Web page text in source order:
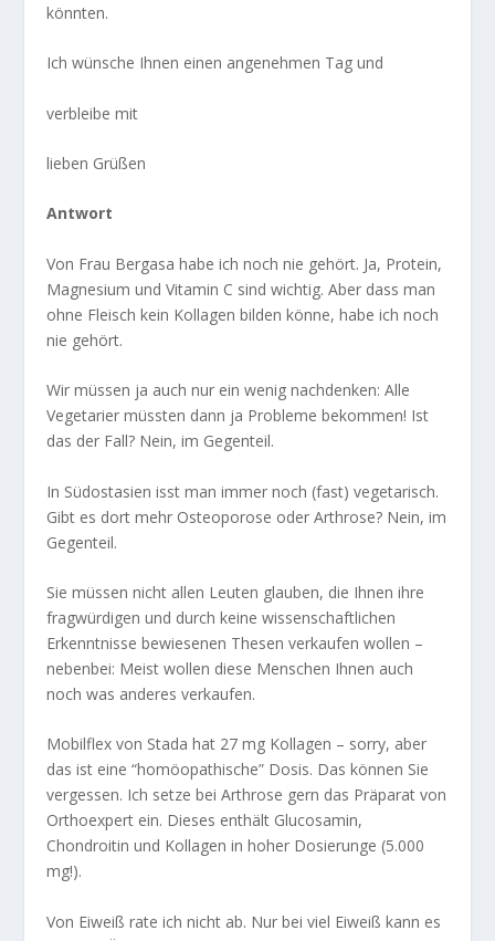
könnten.
Ich wünsche Ihnen einen angenehmen Tag und
verbleibe mit
lieben Grüßen
Antwort
Von Frau Bergasa habe ich noch nie gehört. Ja, Protein,
Magnesium und Vitamin C sind wichtig. Aber dass man
ohne Fleisch kein Kollagen bilden könne, habe ich noch
nie gehört.
Wir müssen ja auch nur ein wenig nachdenken: Alle
Vegetarier müssten dann ja Probleme bekommen! Ist
das der Fall? Nein, im Gegenteil.
In Südostasien isst man immer noch (fast) vegetarisch.
Gibt es dort mehr Osteoporose oder Arthrose? Nein, im
Gegenteil.
Sie müssen nicht allen Leuten glauben, die Ihnen ihre
fragwürdigen und durch keine wissenschaftlichen
Erkenntnisse bewiesenen Thesen verkaufen wollen –
nebenbei: Meist wollen diese Menschen Ihnen auch
noch was anderes verkaufen.
Mobilflex von Stada hat 27 mg Kollagen – sorry, aber
das ist eine “homöopathische” Dosis. Das können Sie
vergessen. Ich setze bei Arthrose gern das Präparat von
Orthoexpert ein. Dieses enthält Glucosamin,
Chondroitin und Kollagen in hoher Dosierunge (5.000
mg!).
Von Eiweiß rate ich nicht ab. Nur bei viel Eiweiß kann es